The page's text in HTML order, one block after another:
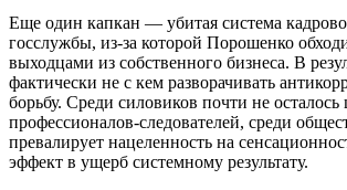
Еще один капкан — убитая система
госслужбы, из-за которой Порошенко
выходцами из собственного бизнеса. В
фактически не с кем разворачивать
борьбу. Среди силовиков почти не осталось
профессионалов-следователей, среди
превалирует нацеленность на
эффект в ущерб системному результату.